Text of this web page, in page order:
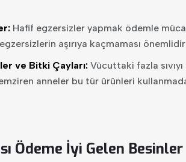
Hafif egzersizler yapmak ödemle
aşırıya kaçmaması
ve Bitki Çayları:Vücuttaki fazla sıvıyı
anneler bu tür ürünleri
Ödeme İyi Gelen Besinler